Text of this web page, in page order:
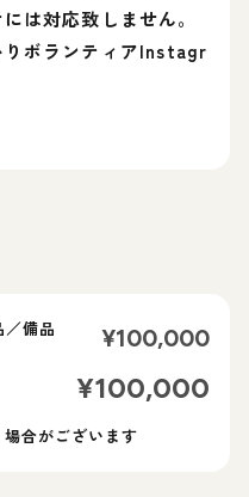
は対応致しません。
りボランティアInstagr
備品
¥100,000
¥100,000
合がございます